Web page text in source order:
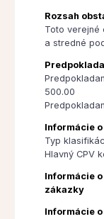
Rozsah
Toto verejné
a stredné
500.00
Informácie
Typ
Hlavný CPV
Informácie
zákazky
Informácie